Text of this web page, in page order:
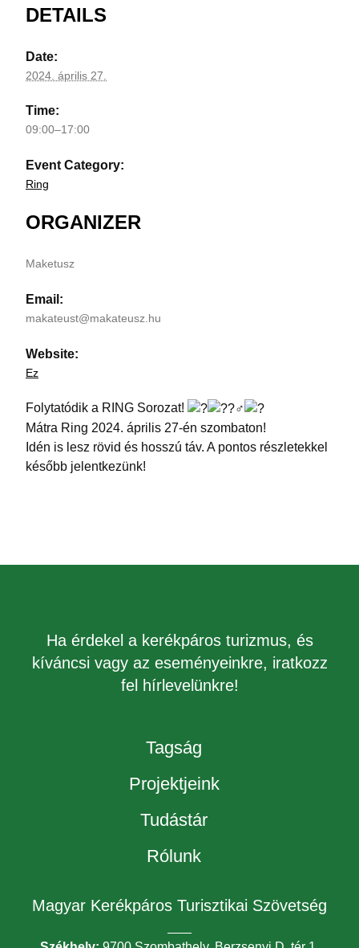
DETAILS
Date:
2024. április 27.
Time:
09:00–17:00
Event Category:
Ring
ORGANIZER
Maketusz
Email:
makateust@makateusz.hu
Website:
Ez
Folytatódik a RING Sorozat!
Mátra Ring 2024. április 27-én szombaton!
Idén is lesz rövid és hosszú táv. A pontos részletekkel
később jelentkezünk!
Tagság
Projektjeink
Tudástár
Rólunk
Magyar Kerékpáros Turisztikai Szövetség
Ha érdekel a kerékpáros turizmus, és
kíváncsi vagy az eseményeinkre, iratkozz
fel hírlevelünkre!